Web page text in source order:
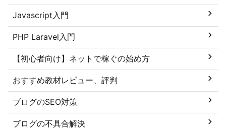
Javascript入門
PHP Laravel入門
【初心者向け】ネットで稼ぐの始め方
おすすめ教材レビュー、評判
ブログのSEO対策
ブログの不具合解決